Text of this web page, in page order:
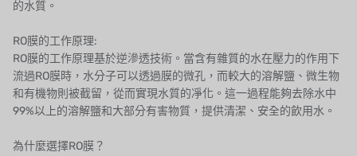
NIPPON
WL
的水質。
RO膜的工作原理:
RO膜的工作原理基於逆滲透技術。當含有雜質的水在壓力的作用下
流過RO膜時，水分子可以透過膜的微孔，而較大的溶解鹽、微生物
和有機物則被截留，從而實現水質的凈化。這一過程能夠去除水中
99%以上的溶解鹽和大部分有害物質，提供清潔、安全的飲用水。
為什麼選擇RO膜？